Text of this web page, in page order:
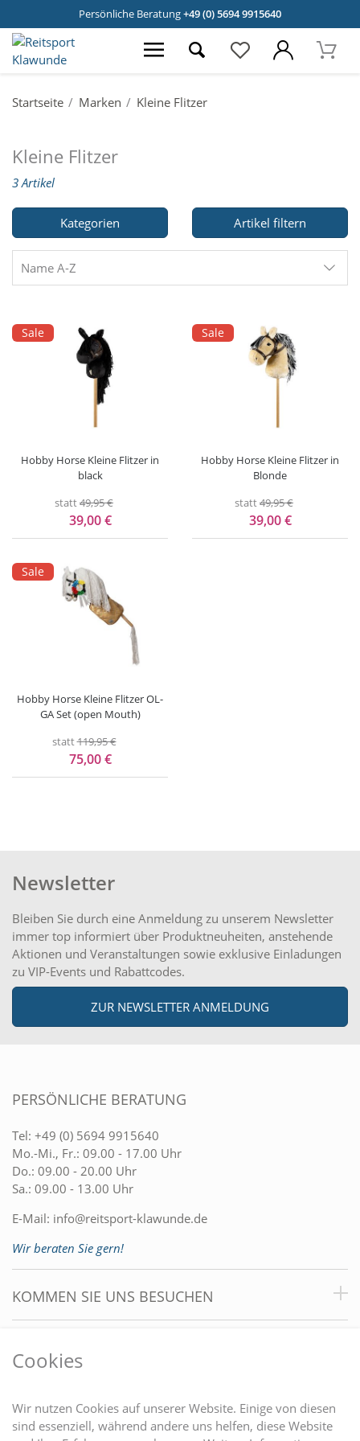
Persönliche Beratung+49 (0) 5694 9915640
Startseite Marken Kleine Flitzer
Kleine Flitzer
3 Artikel
Kategorien Artikel filtern
Name A-Z
Sale
Hobby Horse Kleine Flitzer in
black
statt49,95 €
39,00 €
Sale
Hobby Horse Kleine Flitzer in
Blonde
statt49,95 €
39,00 €
Sale
Hobby Horse Kleine Flitzer OL-
GA Set (open Mouth)
statt119,95 €
75,00 €
Newsletter
Bleiben Sie durch eine Anmeldung zu unserem Newsletter
immer top informiert über Produktneuheiten, anstehende
Aktionen und Veranstaltungen sowie exklusive Einladungen
zu VIP-Events und Rabattcodes.
ZUR NEWSLETTER ANMELDUNG
PERSÖNLICHE BERATUNG
Tel: +49 (0) 5694 9915640
Mo.-Mi., Fr.: 09.00 - 17.00 Uhr
Do.: 09.00 - 20.00 Uhr
Sa.: 09.00 - 13.00 Uhr
E-Mail: info@reitsport-klawunde.de
Wir beraten Sie gern!
KOMMEN SIE UNS BESUCHEN
Cookies
Wir nutzen Cookies auf unserer Website. Einige von diesen
sind essenziell, während andere uns helfen, diese Website